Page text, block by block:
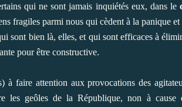
qui ne sont jamais inquiétés eux, dans le
fragiles parmi nous qui cèdent à la panique
sont bien là, elles, et qui sont efficaces à
pour être constructive.
à faire attention aux provocations des
les geôles de la République, non à